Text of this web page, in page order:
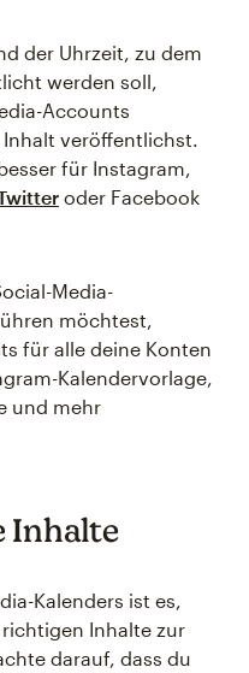
der Uhrzeit, zu dem
werden soll,
Accounts
veröffentlichst.
für Instagram,
oder Facebook
Media-
möchtest,
für alle deine Konten
Kalendervorlage,
und mehr
Inhalte
Kalenders ist es,
Inhalte zur
darauf, dass du